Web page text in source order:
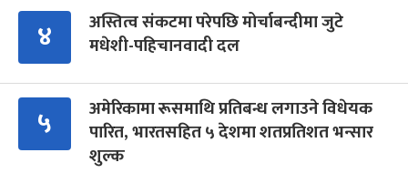
४
अस्तित्व संकटमा परेपछि मोर्चाबन्दीमा जुटे
मधेशी-पहिचानवादी दल
५
अमेरिकामा रूसमाथि प्रतिबन्ध लगाउने विधेयक
पारित, भारतसहित ५ देशमा शतप्रतिशत भन्सार
शुल्क